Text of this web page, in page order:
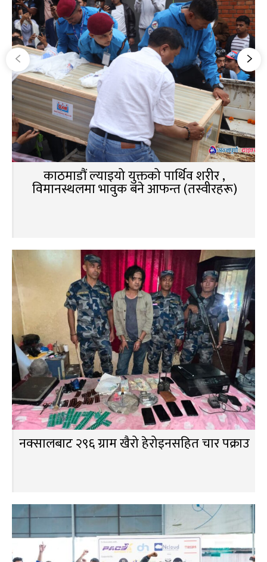
काठमाडौं ल्याइयो युक्तको पार्थिव शरीर ,
विमानस्थलमा भावुक बने आफन्त (तस्वीरहरू)
नक्सालबाट २९६ ग्राम खैरो हेरोइनसहित चार पक्राउ